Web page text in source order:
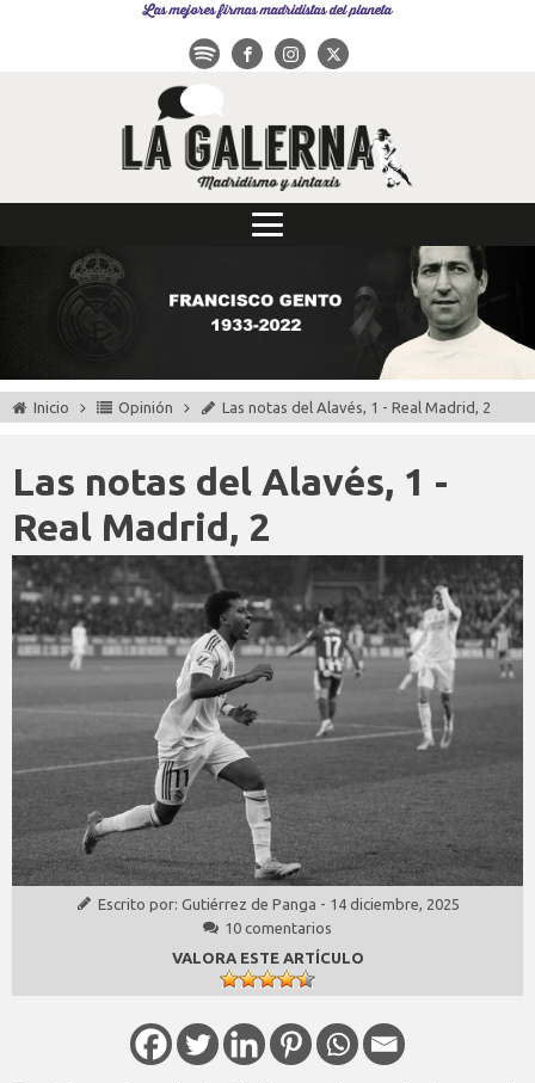
Las mejores firmas madridistas del planeta
Inicio Opinión Las notas del Alavés, 1 - Real Madrid, 2
Las notas del Alavés, 1 -
Real Madrid, 2
Escrito por: Gutiérrez de Panga - 14 diciembre, 2025
10 comentarios
VALORA ESTE ARTÍCULO